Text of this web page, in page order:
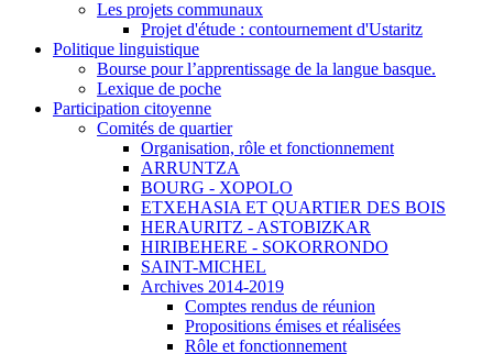
Les projets communaux
Projet d'étude : contournement d'Ustaritz
Politique linguistique
Bourse pour l’apprentissage de la langue basque.
Lexique de poche
Participation citoyenne
Comités de quartier
Organisation, rôle et fonctionnement
ARRUNTZA
BOURG - XOPOLO
ETXEHASIA ET QUARTIER DES BOIS
HERAURITZ - ASTOBIZKAR
HIRIBEHERE - SOKORRONDO
SAINT-MICHEL
Archives 2014-2019
Comptes rendus de réunion
Propositions émises et réalisées
Rôle et fonctionnement